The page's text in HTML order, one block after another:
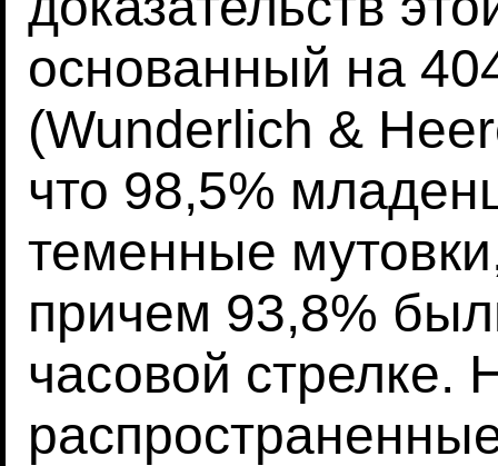
основанный на
(Wunderlich &
что 98,5%
теменные
причем 93,8%
часовой стрелке.